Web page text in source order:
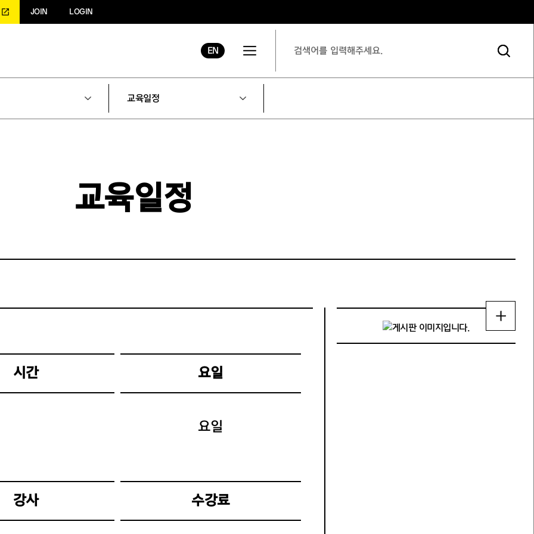
JOIN LOGIN
EN
교육일정
교육일정
시간 요일
요일
강사 수강료